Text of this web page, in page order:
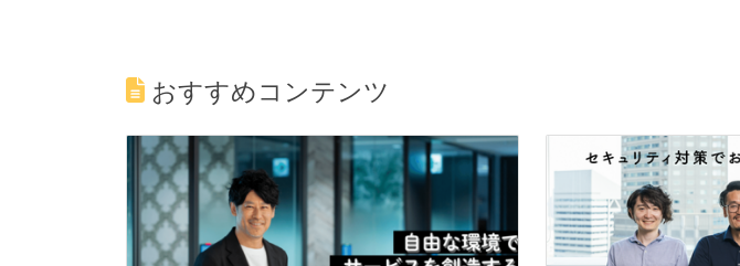
おすすめコンテンツ